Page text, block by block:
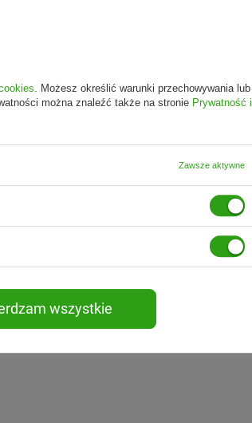
. Możesz określić warunki przechowywania lub
można znaleźć także na stronie Prywatność i
Zawsze aktywne
wszystkie